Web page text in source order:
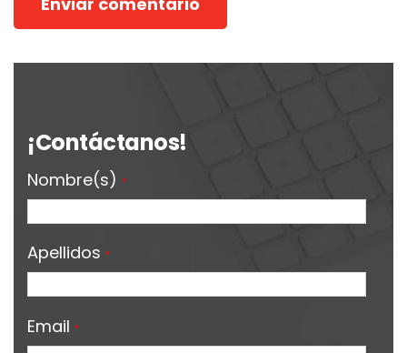
¡Contáctanos!
Nombre(s) *
Apellidos *
Email *